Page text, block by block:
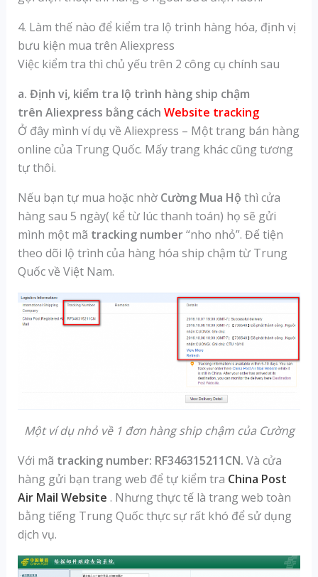
4. Làm thế nào để kiểm tra lộ trình hàng hóa, định vị
bưu kiện mua trên Aliexpress
Việc kiểm tra thì chủ yếu trên 2 công cụ chính sau
a. Định vị, kiểm tra lộ trình hàng ship chậm
trên Aliexpress bằng cách Website tracking
Ở đây mình ví dụ về Aliexpress – Một trang bán hàng
online của Trung Quốc. Mấy trang khác cũng tương
tự thôi.
Nếu bạn tự mua hoặc nhờ Cường Mua Hộ thì cửa
hàng sau 5 ngày( kể từ lúc thanh toán) họ sẽ gửi
mình một mã tracking number“nho nhỏ”. Để tiện
theo dõi lộ trình của hàng hóa ship chậm từ Trung
Quốc về Việt Nam.
Một ví dụ nhỏ về 1 đơn hàng ship chậm của Cường
Với mã tracking number: RF346315211CN. Và cửa
hàng gửi bạn trang web để tự kiểm tra China Post
Air Mail Website . Nhưng thực tế là trang web toàn
bằng tiếng Trung Quốc thực sự rất khó để sử dụng
dịch vụ.